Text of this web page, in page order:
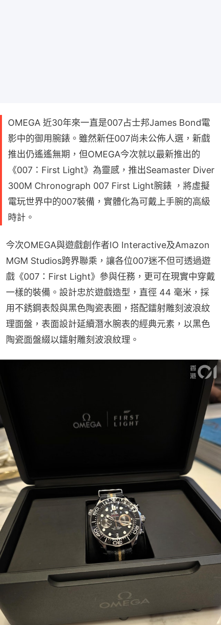
OMEGA 近30年來一直是007占士邦James Bond電
影中的御用腕錶。雖然新任007尚未公佈人選，新戲
推出仍遙遙無期，但OMEGA今次就以最新推出的
《007：First Light》為靈感，推出Seamaster Diver
300M Chronograph 007 First Light腕錶 ，將虛擬
電玩世界中的007裝備，實體化為可戴上手腕的高級
時計。
今次OMEGA與遊戲創作者IO Interactive及Amazon
MGM Studios跨界聯乘，讓各位007迷不但可透過遊
戲《007：First Light》參與任務，更可在現實中穿戴
一樣的裝備。設計忠於遊戲造型，直徑 44 毫米，採
用不銹鋼表殼與黑色陶瓷表圈，搭配鐳射雕刻波浪紋
理面盤，表面設計延續潛水腕表的經典元素，以黑色
陶瓷面盤綴以鐳射雕刻波浪紋理。